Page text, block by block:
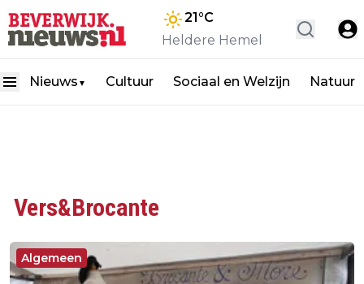
21°C
Heldere Hemel
Nieuws ▼ Cultuur Sociaal en Welzijn Natuur
Vers&Brocante
Algemeen